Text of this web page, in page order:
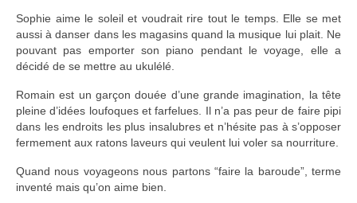
Indonésie
Malaisie
Birmanie
Cambodge
Laos
Sophie aime le soleil et voudrait rire tout le temps. Elle se met
aussi à danser dans les magasins quand la musique lui plait. Ne
pouvant pas emporter son piano pendant le voyage, elle a
décidé de se mettre au ukulélé.
Romain est un garçon douée d’une grande imagination, la tête
pleine d’idées loufoques et farfelues. Il n’a pas peur de faire pipi
dans les endroits les plus insalubres et n’hésite pas à s’opposer
fermement aux ratons laveurs qui veulent lui voler sa nourriture.
Quand nous voyageons nous partons “faire la baroude”, terme
inventé mais qu’on aime bien.